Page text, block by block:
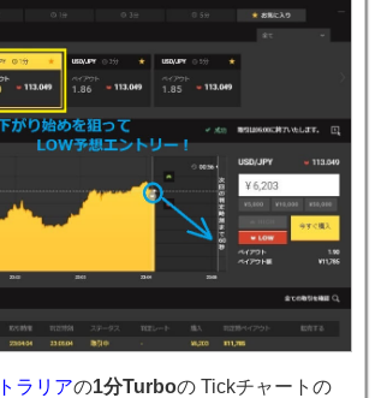
ラリアの1分Turboの Tickチャートの